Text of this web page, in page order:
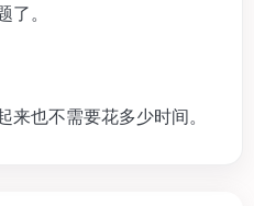
。
也不需要花多少时间。